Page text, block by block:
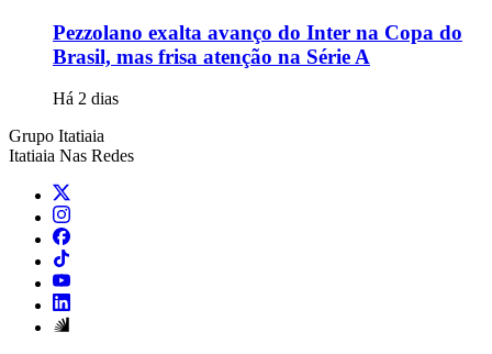
Pezzolano exalta avanço do Inter na Copa do
Brasil, mas frisa atenção na Série A
Há 2 dias
Grupo Itatiaia
Itatiaia Nas Redes